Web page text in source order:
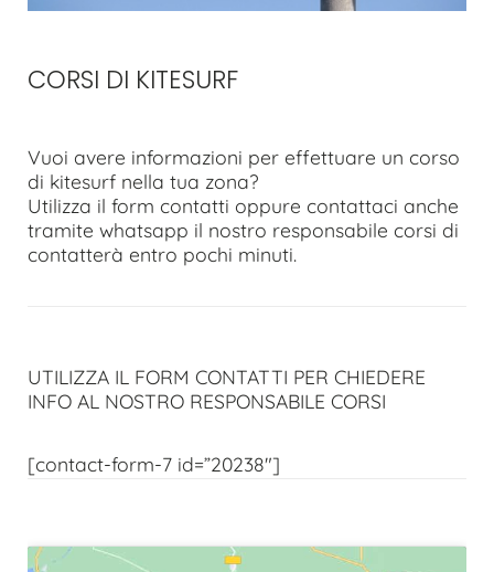
CORSI DI KITESURF
Vuoi avere informazioni per effettuare un corso
di kitesurf nella tua zona?
Utilizza il form contatti oppure contattaci anche
tramite whatsapp il nostro responsabile corsi di
contatterà entro pochi minuti.
UTILIZZA IL FORM CONTATTI PER CHIEDERE
INFO AL NOSTRO RESPONSABILE CORSI
[contact-form-7 id=”20238″]